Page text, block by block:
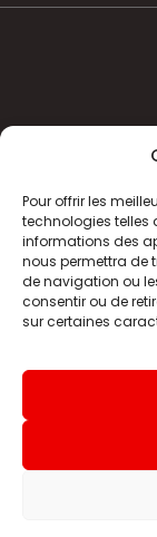
Pour offrir les
technologies telles
informations des
nous permettra de
de navigation ou
consentir ou de
sur certaines
ACTUALITÉS
CLUB
BOUTIQUE